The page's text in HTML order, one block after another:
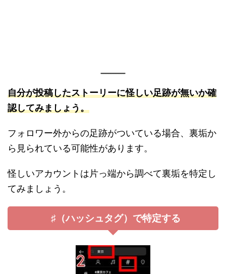
自分が投稿したストーリーに怪しい足跡が無いか確
認してみましょう。
フォロワー外からの足跡がついている場合、裏垢か
ら見られている可能性があります。
怪しいアカウントは片っ端から調べて裏垢を特定し
てみましょう。
♯（ハッシュタグ）で特定する